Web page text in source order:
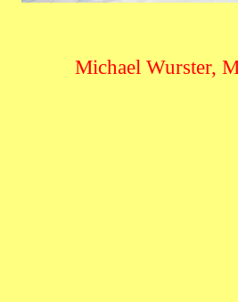
Michael Wurster,